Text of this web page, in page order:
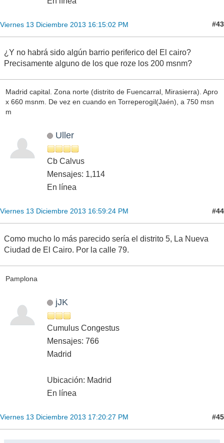
Viernes 13 Diciembre 2013 16:15:02 PM #43
¿Y no habrá sido algún barrio periferico del El cairo?
Precisamente alguno de los que roze los 200 msnm?
Madrid capital. Zona norte (distrito de Fuencarral, Mirasierra). Apro
x 660 msnm. De vez en cuando en Torreperogil(Jaén), a 750 msn
m
Uller
Cb Calvus
Mensajes: 1,114
En línea
Viernes 13 Diciembre 2013 16:59:24 PM #44
Como mucho lo más parecido sería el distrito 5, La Nueva
Ciudad de El Cairo. Por la calle 79.
Pamplona
jJK
Cumulus Congestus
Mensajes: 766
Madrid
Ubicación: Madrid
En línea
Viernes 13 Diciembre 2013 17:20:27 PM #45